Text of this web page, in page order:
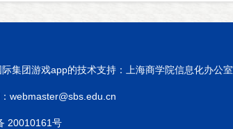
集团游戏app的技术支持：上海商学院信息化办公室
webmaster@sbs.edu.cn
20010161号